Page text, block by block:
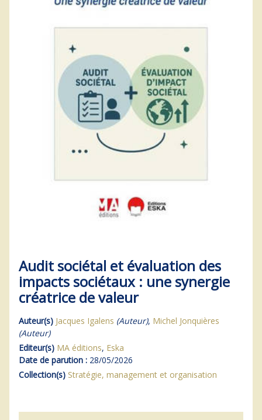
Audit sociétal et évaluation des
impacts sociétaux : une synergie
créatrice de valeur
Auteur(s) Jacques Igalens (Auteur), Michel Jonquières
(Auteur)
Editeur(s) MA éditions, Eska
Date de parution : 28/05/2026
Collection(s) Stratégie, management et organisation